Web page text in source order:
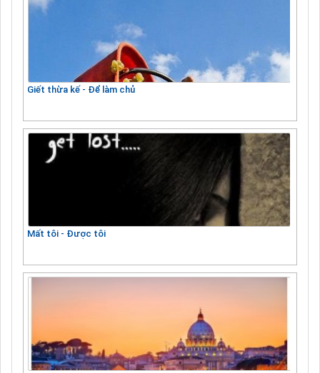
Giết thừa kế - Để làm chủ
Mất tôi - Được tôi